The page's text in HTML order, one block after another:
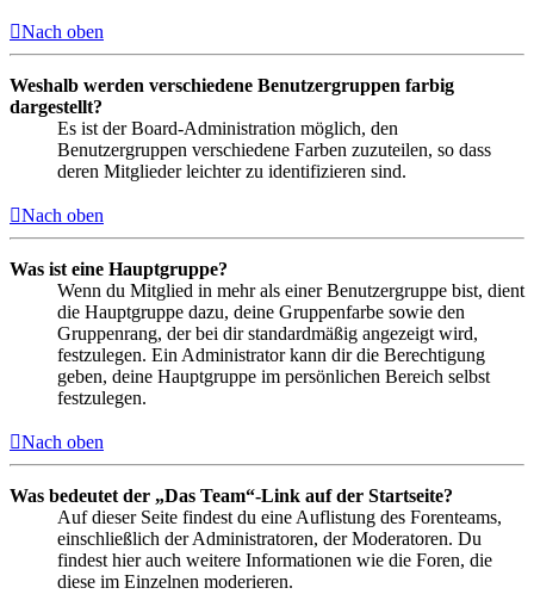
Nach oben
Weshalb werden verschiedene Benutzergruppen farbig
dargestellt?
Es ist der Board-Administration möglich, den
Benutzergruppen verschiedene Farben zuzuteilen, so dass
deren Mitglieder leichter zu identifizieren sind.
Nach oben
Was ist eine Hauptgruppe?
Wenn du Mitglied in mehr als einer Benutzergruppe bist, dient
die Hauptgruppe dazu, deine Gruppenfarbe sowie den
Gruppenrang, der bei dir standardmäßig angezeigt wird,
festzulegen. Ein Administrator kann dir die Berechtigung
geben, deine Hauptgruppe im persönlichen Bereich selbst
festzulegen.
Nach oben
Was bedeutet der „Das Team“-Link auf der Startseite?
Auf dieser Seite findest du eine Auflistung des Forenteams,
einschließlich der Administratoren, der Moderatoren. Du
findest hier auch weitere Informationen wie die Foren, die
diese im Einzelnen moderieren.